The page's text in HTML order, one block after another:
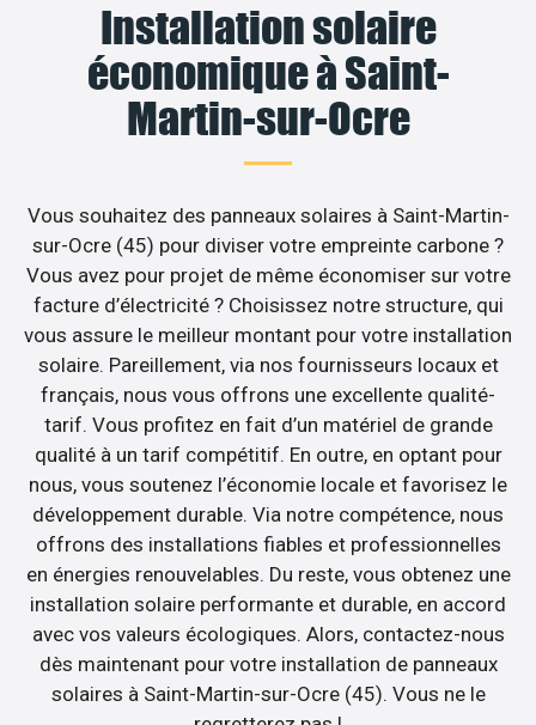
Installation solaire
économique à Saint-
Martin-sur-Ocre
Vous souhaitez des panneaux solaires à Saint-Martin-
sur-Ocre (45) pour diviser votre empreinte carbone ?
Vous avez pour projet de même économiser sur votre
facture d’électricité ? Choisissez notre structure, qui
vous assure le meilleur montant pour votre installation
solaire. Pareillement, via nos fournisseurs locaux et
français, nous vous offrons une excellente qualité-
tarif. Vous profitez en fait d’un matériel de grande
qualité à un tarif compétitif. En outre, en optant pour
nous, vous soutenez l’économie locale et favorisez le
développement durable. Via notre compétence, nous
offrons des installations fiables et professionnelles
en énergies renouvelables. Du reste, vous obtenez une
installation solaire performante et durable, en accord
avec vos valeurs écologiques. Alors, contactez-nous
dès maintenant pour votre installation de panneaux
solaires à Saint-Martin-sur-Ocre (45). Vous ne le